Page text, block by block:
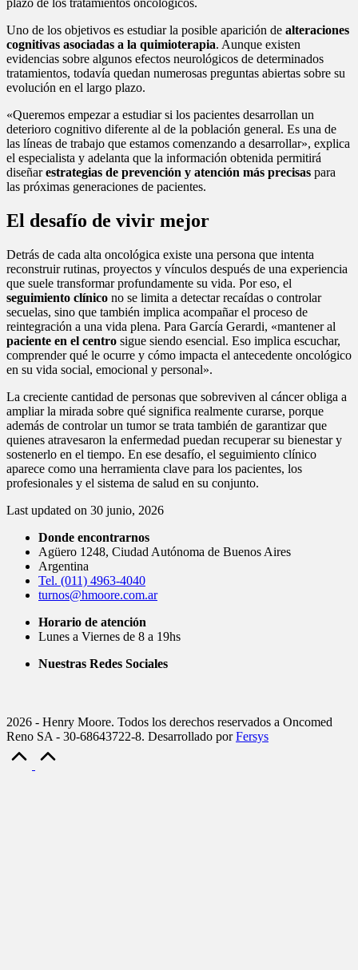
plazo de los tratamientos oncológicos.
Uno de los objetivos es estudiar la posible aparición de alteraciones
cognitivas asociadas a la quimioterapia. Aunque existen
evidencias sobre algunos efectos neurológicos de determinados
tratamientos, todavía quedan numerosas preguntas abiertas sobre su
evolución en el largo plazo.
«Queremos empezar a estudiar si los pacientes desarrollan un
deterioro cognitivo diferente al de la población general. Es una de
las líneas de trabajo que estamos comenzando a desarrollar», explica
el especialista y adelanta que la información obtenida permitirá
diseñarestrategias de prevención y atención más precisas para
las próximas generaciones de pacientes.
El desafío de vivir mejor
Detrás de cada alta oncológica existe una persona que intenta
reconstruir rutinas, proyectos y vínculos después de una experiencia
que suele transformar profundamente su vida. Por eso, el
seguimiento clínico no se limita a detectar recaídas o controlar
secuelas, sino que también implica acompañar el proceso de
reintegración a una vida plena. Para García Gerardi, «mantener al
paciente en el centro sigue siendo esencial. Eso implica escuchar,
comprender qué le ocurre y cómo impacta el antecedente oncológico
en su vida social, emocional y personal».
La creciente cantidad de personas que sobreviven al cáncer obliga a
ampliar la mirada sobre qué significa realmente curarse, porque
además de controlar un tumor se trata también de garantizar que
quienes atravesaron la enfermedad puedan recuperar su bienestar y
sostenerlo en el tiempo. En ese desafío, el seguimiento clínico
aparece como una herramienta clave para los pacientes, los
profesionales y el sistema de salud en su conjunto.
Last updated on 30 junio, 2026
Donde encontrarnos
Agüero 1248, Ciudad Autónoma de Buenos Aires
Argentina
Tel. (011) 4963-4040
turnos@hmoore.com.ar
Horario de atención
Lunes a Viernes de 8 a 19hs
Nuestras Redes Sociales
2026 - Henry Moore. Todos los derechos reservados a Oncomed
Reno SA - 30-68643722-8. Desarrollado porFersys